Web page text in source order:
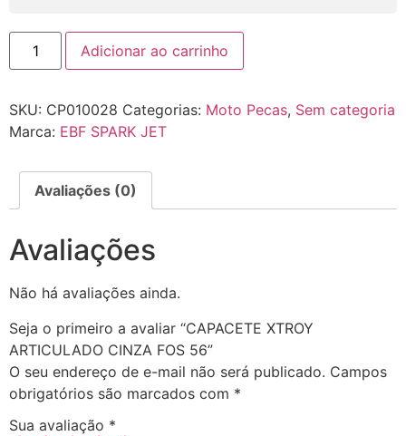
Adicionar ao carrinho
SKU: CP010028 Categorias: Moto Pecas, Sem categoria
Marca: EBF SPARK JET
Avaliações (0)
Avaliações
Não há avaliações ainda.
Seja o primeiro a avaliar “CAPACETE XTROY
ARTICULADO CINZA FOS 56”
O seu endereço de e-mail não será publicado. Campos
obrigatórios são marcados com *
Sua avaliação *